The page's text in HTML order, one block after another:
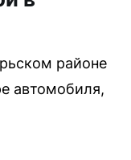
районе
автомобиля,